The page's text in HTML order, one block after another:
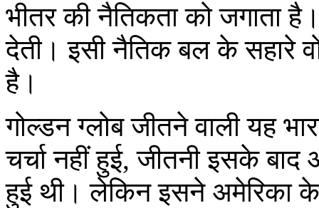
भीतर की नैतिकता को जगाता
देती। इसी नैतिक बल के
है।
गोल्डन ग्लोब जीतने वाली यह
चर्चा नहीं हुई, जीतनी इसके
हुई थी। लेकिन इसने अमेरिका के